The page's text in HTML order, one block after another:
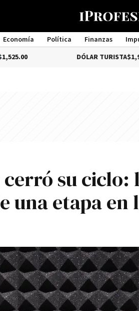
Economía Política Finanzas
DÓLAR TURISTA$1,976.00
su ciclo:
una etapa en